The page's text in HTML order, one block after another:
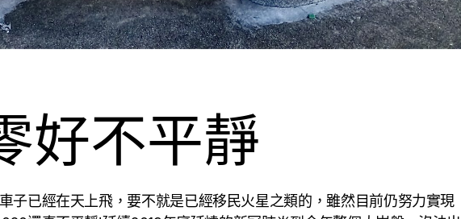
好不平靜
子已經在天上飛，要不就是已經移民火星之類的，雖然目前仍努力實現